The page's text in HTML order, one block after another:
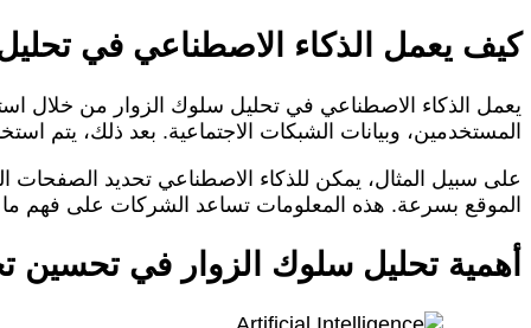
كيف يعمل الذكاء الاصطناعي في
يعمل الذكاء الاصطناعي في تحليل سلوك الزوار من خلال
المستخدمين، وبيانات الشبكات الاجتماعية. بعد ذلك، يتم
على سبيل المثال، يمكن للذكاء الاصطناعي تحديد
الموقع بسرعة. هذه المعلومات تساعد الشركات على فهم
أهمية تحليل سلوك الزوار في تحسين